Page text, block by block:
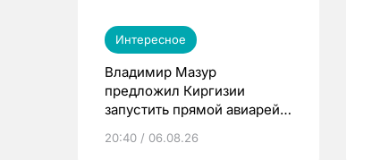
Интересное
Владимир Мазур
предложил Киргизии
запустить прямой авиарейс
20:40 / 06.08.26